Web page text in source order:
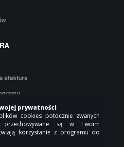
afaktura
prywatności
cookies potocznie zwanych
przechowywane są w Twoim
korzystanie z programu do